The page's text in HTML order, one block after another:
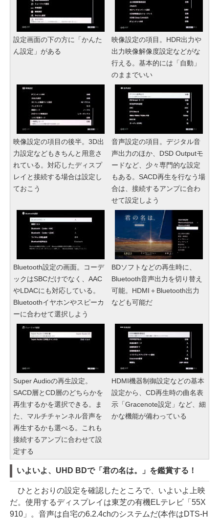
設定画面の下の方に「かんた
ん設定」がある
映像設定の項目。HDR出力や
出力映像解像度設定などがな
行える。基本的には「自動」
のままでいい
映像設定の項目の後半。3D出
力設定などもきちんと用意さ
れている。対応したディスプ
レイと接続する場合は設定し
ておこう
音声設定の項目。デジタル音
声出力のほか、DSD Outputモ
ードなど、少々専門的な設定
もある。SACD再生を行なう場
合は、接続するアンプに合わ
せて設定しよう
Bluetooth設定の画面。コーデ
ックはSBCだけでなく、AAC
やLDACにも対応している。
Bluetoothイヤホンやスピーカ
ーに合わせて選択しよう
BDソフトなどの再生時に、
Bluetooth音声出力を切り替え
可能。HDMI＋Bluetooth出力
なども可能だ
Super Audioの再生設定。
SACD層とCD層のどちらかを
再生するかを選択できる。ま
た、マルチチャンネル音声を
再生するかも選べる。これも
接続するアンプに合わせて設
定する
HDMI機器制御設定などの基本
設定から、CD再生時の曲名表
示「Gracenote設定」など、細
かな機能が備わっている
いよいよ、UHD BDで「君の名は。」を鑑賞する！
ひととおりの設定を確認したところで、いよいよ上映
だ。使用するディスプレイは東芝の有機ELテレビ「55X
910」。音声は自宅の6.2.4chのシステムだ(本作はDTS-H